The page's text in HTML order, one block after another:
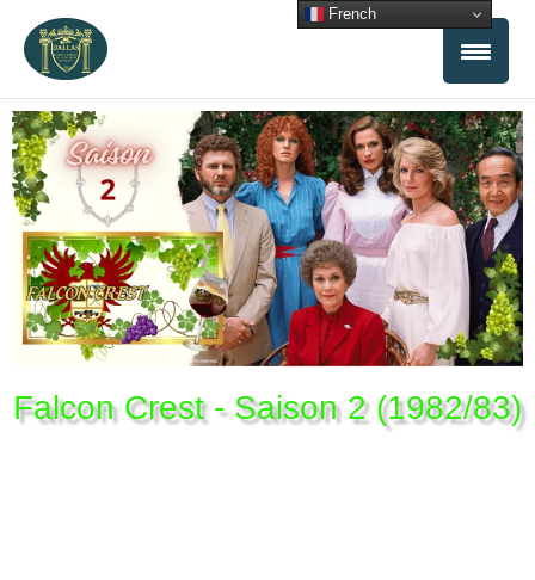
contenu
Falcon Crest - Saison 2 (1982/83)
French